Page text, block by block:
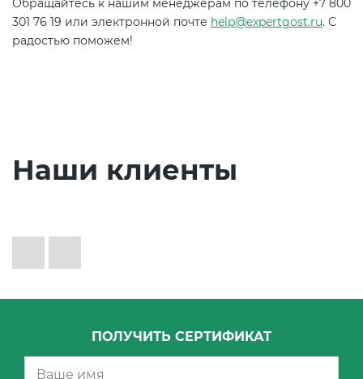
Обращайтесь к нашим менеджерам по телефону +7 800
301 76 19 или электронной почте help@expertgost.ru. С
радостью поможем!
Наши клиенты
ПОЛУЧИТЬ СЕРТИФИКАТ